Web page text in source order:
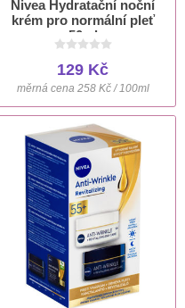
Nivea Hydratační noční
krém pro normální pleť
50ml
129 Kč
měrná cena 258 Kč / 100ml